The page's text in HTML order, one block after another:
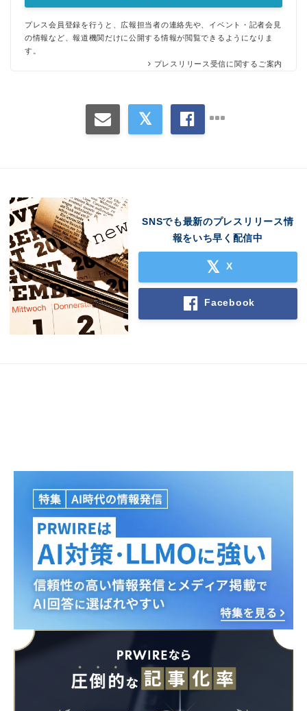
プレス会員登録を行うと、広報担当者の連絡先や、イベント・記者会見
の情報など、報道機関だけに公開する情報が閲覧できるようになりま
す。
プレスリリース受信に関するご案内
SNSでも最新のプレスリリース情
報をいち早く配信中
X
Facebook
Japanese
English